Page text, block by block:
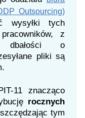
Outsourcing)
wysyłki tych
z
dbałości o
pliki są
11 znacząco
rocznych
tym